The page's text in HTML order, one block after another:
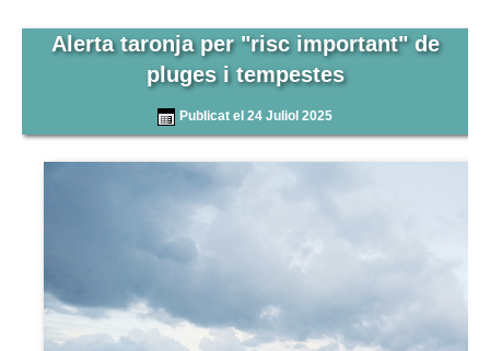
Alerta taronja per "risc important" de
pluges i tempestes
Publicat el 24 Juliol 2025